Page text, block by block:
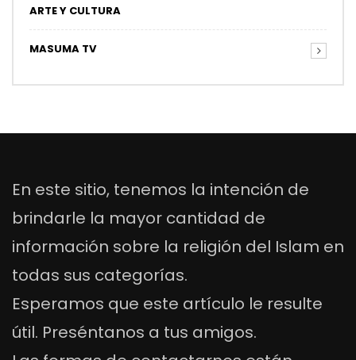
ARTE Y CULTURA
MASUMA TV
En este sitio, tenemos la intención de
brindarle la mayor cantidad de
información sobre la religión del Islam en
todas sus categorías.
Esperamos que este artículo le resulte
útil. Preséntanos a tus amigos.